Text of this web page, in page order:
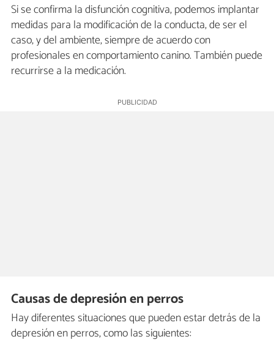
Si se confirma la disfunción cognitiva, podemos implantar
medidas para la modificación de la conducta, de ser el
caso, y del ambiente, siempre de acuerdo con
profesionales en comportamiento canino. También puede
recurrirse a la medicación.
Causas de depresión en perros
Hay diferentes situaciones que pueden estar detrás de la
depresión en perros, como las siguientes: